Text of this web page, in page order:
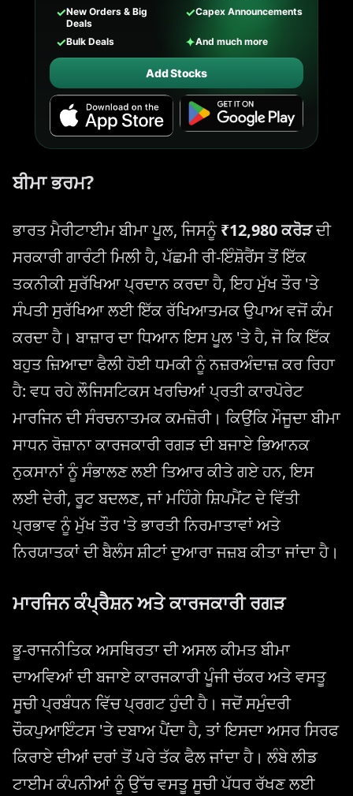
✓New Orders & Big
Deals
✓Capex Announcements
✓Bulk Deals ✦And much more
Add Stocks
ਬੀਮਾ ਭਰਮ?
ਭਾਰਤ ਮੈਰੀਟਾਈਮ ਬੀਮਾ ਪੂਲ, ਜਿਸਨੂੰ₹12,980 ਕਰੋੜਦੀ
ਸਰਕਾਰੀ ਗਾਰੰਟੀ ਮਿਲੀ ਹੈ, ਪੱਛਮੀ ਰੀ-ਇੰਸ਼ੋਰੈਂਸ ਤੋਂ ਇੱਕ
ਤਕਨੀਕੀ ਸੁਰੱਖਿਆ ਪ੍ਰਦਾਨ ਕਰਦਾ ਹੈ, ਇਹ ਮੁੱਖ ਤੌਰ 'ਤੇ
ਸੰਪਤੀ ਸੁਰੱਖਿਆ ਲਈ ਇੱਕ ਰੱਖਿਆਤਮਕ ਉਪਾਅ ਵਜੋਂ ਕੰਮ
ਕਰਦਾ ਹੈ। ਬਾਜ਼ਾਰ ਦਾ ਧਿਆਨ ਇਸ ਪੂਲ 'ਤੇ ਹੈ, ਜੋ ਕਿ ਇੱਕ
ਬਹੁਤ ਜ਼ਿਆਦਾ ਫੈਲੀ ਹੋਈ ਧਮਕੀ ਨੂੰ ਨਜ਼ਰਅੰਦਾਜ਼ ਕਰ ਰਿਹਾ
ਹੈ: ਵਧ ਰਹੇ ਲੌਜਿਸਟਿਕਸ ਖਰਚਿਆਂ ਪ੍ਰਤੀ ਕਾਰਪੋਰੇਟ
ਮਾਰਜਿਨ ਦੀ ਸੰਰਚਨਾਤਮਕ ਕਮਜ਼ੋਰੀ। ਕਿਉਂਕਿ ਮੌਜੂਦਾ ਬੀਮਾ
ਸਾਧਨ ਰੋਜ਼ਾਨਾ ਕਾਰਜਕਾਰੀ ਰਗੜ ਦੀ ਬਜਾਏ ਭਿਆਨਕ
ਨੁਕਸਾਨਾਂ ਨੂੰ ਸੰਭਾਲਣ ਲਈ ਤਿਆਰ ਕੀਤੇ ਗਏ ਹਨ, ਇਸ
ਲਈ ਦੇਰੀ, ਰੂਟ ਬਦਲਣ, ਜਾਂ ਮਹਿੰਗੇ ਸ਼ਿਪਮੈਂਟ ਦੇ ਵਿੱਤੀ
ਪ੍ਰਭਾਵ ਨੂੰ ਮੁੱਖ ਤੌਰ 'ਤੇ ਭਾਰਤੀ ਨਿਰਮਾਤਾਵਾਂ ਅਤੇ
ਨਿਰਯਾਤਕਾਂ ਦੀ ਬੈਲੰਸ ਸ਼ੀਟਾਂ ਦੁਆਰਾ ਜਜ਼ਬ ਕੀਤਾ ਜਾਂਦਾ ਹੈ।
ਮਾਰਜਿਨ ਕੰਪ੍ਰੈਸ਼ਨ ਅਤੇ ਕਾਰਜਕਾਰੀ ਰਗੜ
ਭੂ-ਰਾਜਨੀਤਿਕ ਅਸਥਿਰਤਾ ਦੀ ਅਸਲ ਕੀਮਤ ਬੀਮਾ
ਦਾਅਵਿਆਂ ਦੀ ਬਜਾਏ ਕਾਰਜਕਾਰੀ ਪੂੰਜੀ ਚੱਕਰ ਅਤੇ ਵਸਤੂ
ਸੂਚੀ ਪ੍ਰਬੰਧਨ ਵਿੱਚ ਪ੍ਰਗਟ ਹੁੰਦੀ ਹੈ। ਜਦੋਂ ਸਮੁੰਦਰੀ
ਚੌਕਪੁਆਇੰਟਸ 'ਤੇ ਦਬਾਅ ਪੈਂਦਾ ਹੈ, ਤਾਂ ਇਸਦਾ ਅਸਰ ਸਿਰਫ
ਕਿਰਾਏ ਦੀਆਂ ਦਰਾਂ ਤੋਂ ਪਰੇ ਤੱਕ ਫੈਲ ਜਾਂਦਾ ਹੈ। ਲੰਬੇ ਲੀਡ
ਟਾਈਮ ਕੰਪਨੀਆਂ ਨੂੰ ਉੱਚ ਵਸਤੂ ਸੂਚੀ ਪੱਧਰ ਰੱਖਣ ਲਈ